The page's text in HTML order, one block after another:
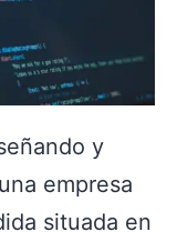
y
empresa
situada en